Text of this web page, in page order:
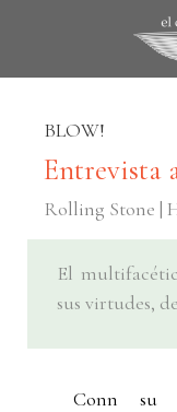
BLOW!
Entrevista
Rolling Stone |
El
sus virtudes,
Conn su